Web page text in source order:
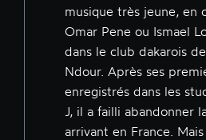
musique très jeune, en
Omar Pene ou Ismael
dans le club dakarois
Ndour. Après ses
enregistrés dans les
J, il a failli abandonner
arrivant en France.